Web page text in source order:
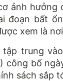
ảnh hưởng
đoạn bất
xem là
tập trung
công bố
sách sắp